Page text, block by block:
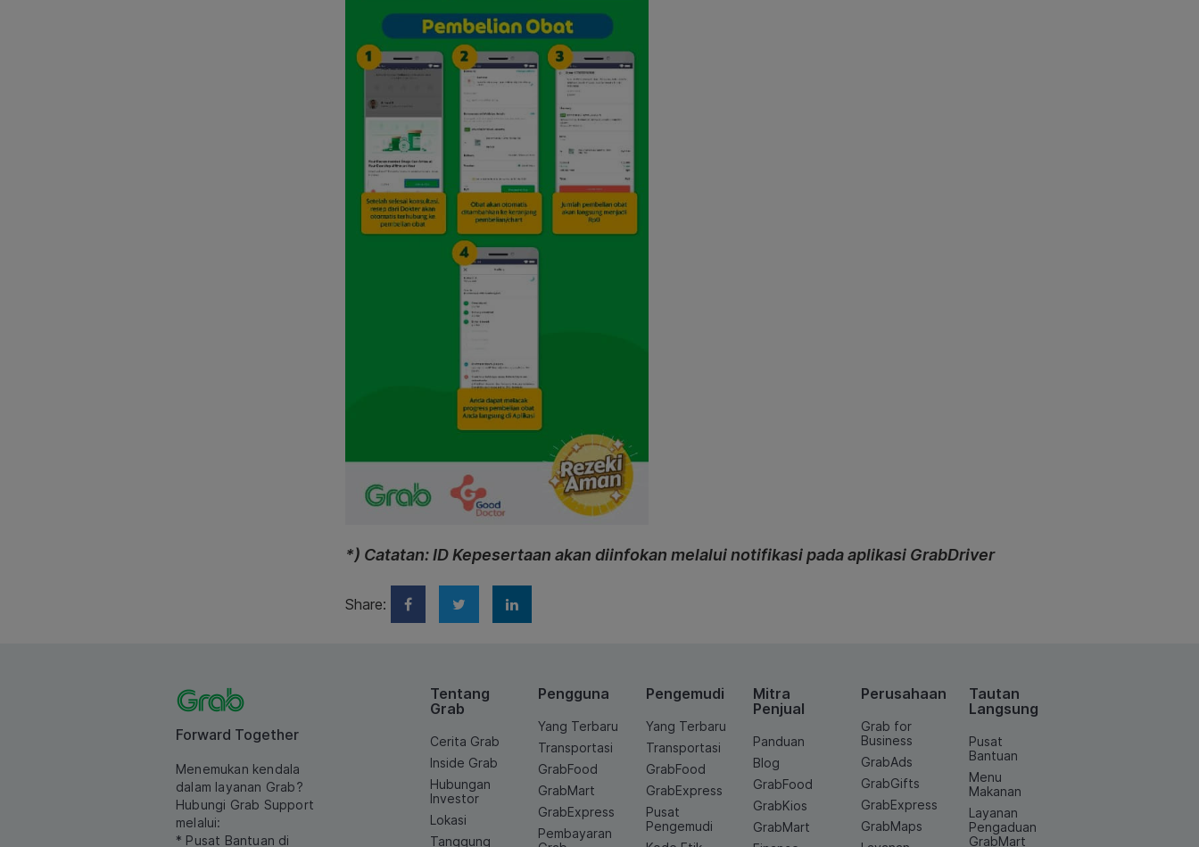
*) Catatan: ID Kepesertaan akan diinfokan melalui notifikasi pada aplikasi GrabDriver
Share:
Forward Together
Menemukan kendala
dalam layanan Grab?
Hubungi Grab Support
melalui:
* Pusat Bantuan di
Tentang
Grab
Cerita Grab
Inside Grab
Hubungan
Investor
Lokasi
Tanggung
Pengguna
Yang Terbaru
Transportasi
GrabFood
GrabMart
GrabExpress
Pembayaran
Pengemudi
Yang Terbaru
Transportasi
GrabFood
GrabExpress
Pusat
Pengemudi
Mitra
Penjual
Panduan
Blog
GrabFood
GrabKios
GrabMart
Perusahaan
Grab for
Business
GrabAds
GrabGifts
GrabExpress
GrabMaps
Tautan
Langsung
Pusat
Bantuan
Menu
Makanan
Layanan
Pengaduan
GrabMart